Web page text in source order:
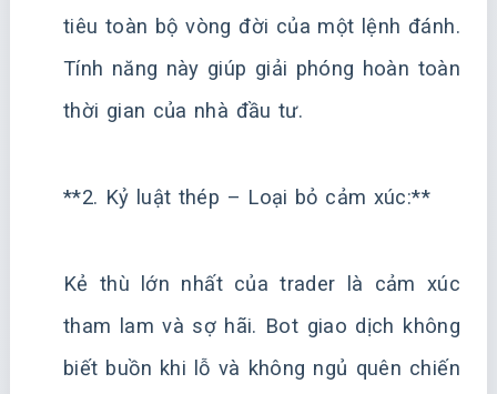
tiêu toàn bộ vòng đời của một lệnh đánh.
Tính năng này giúp giải phóng hoàn toàn
thời gian của nhà đầu tư.
**2. Kỷ luật thép – Loại bỏ cảm xúc:**
Kẻ thù lớn nhất của trader là cảm xúc
tham lam và sợ hãi. Bot giao dịch không
biết buồn khi lỗ và không ngủ quên chiến